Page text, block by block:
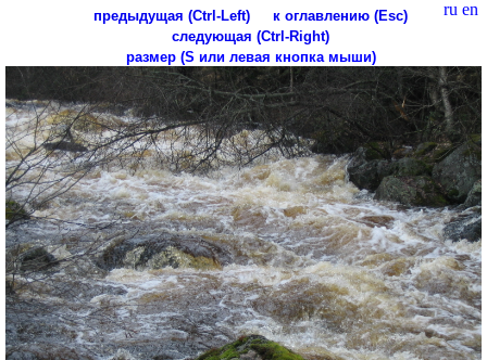
ru en
предыдущая (Ctrl-Left)
к оглавлению (Esc)
следующая (Ctrl-Right)
размер (S или левая кнопка мыши)